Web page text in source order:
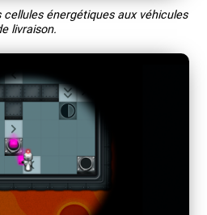
énergétiques aux véhicules
livraison.